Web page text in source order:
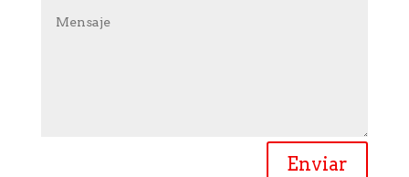
Enviar